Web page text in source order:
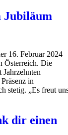
Jubiläum
16. Februar 2024
Österreich. Die
Jahrzehnten
in
stetig. „Es freut
dir einen